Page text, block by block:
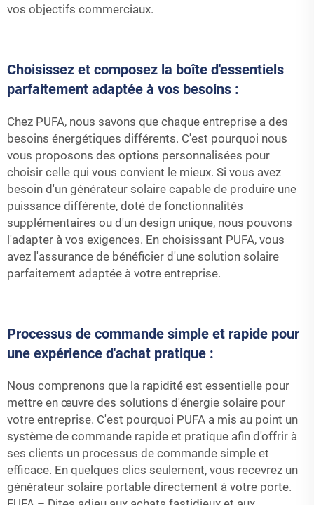
vos objectifs commerciaux.
Choisissez et composez la boîte d'essentiels
parfaitement adaptée à vos besoins :
Chez PUFA, nous savons que chaque entreprise a des
besoins énergétiques différents. C'est pourquoi nous
vous proposons des options personnalisées pour
choisir celle qui vous convient le mieux. Si vous avez
besoin d'un générateur solaire capable de produire une
puissance différente, doté de fonctionnalités
supplémentaires ou d'un design unique, nous pouvons
l'adapter à vos exigences. En choisissant PUFA, vous
avez l'assurance de bénéficier d'une solution solaire
parfaitement adaptée à votre entreprise.
Processus de commande simple et rapide pour
une expérience d'achat pratique :
Nous comprenons que la rapidité est essentielle pour
mettre en œuvre des solutions d'énergie solaire pour
votre entreprise. C'est pourquoi PUFA a mis au point un
système de commande rapide et pratique afin d'offrir à
ses clients un processus de commande simple et
efficace. En quelques clics seulement, vous recevrez un
générateur solaire portable directement à votre porte.